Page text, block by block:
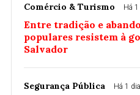
Comércio & Turismo Há
Entre tradição e
populares resistem à
Salvador
Segurança Pública Há 1 dia